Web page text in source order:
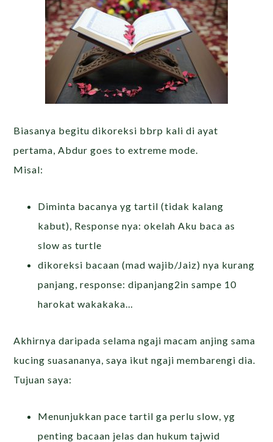
Biasanya begitu dikoreksi bbrp kali di ayat
pertama, Abdur goes to extreme mode.
Misal:
Diminta bacanya yg tartil (tidak kalang
kabut), Response nya: okelah Aku baca as
slow as turtle
dikoreksi bacaan (mad wajib/Jaiz) nya kurang
panjang, response: dipanjang2in sampe 10
harokat wakakaka…
Akhirnya daripada selama ngaji macam anjing sama
kucing suasananya, saya ikut ngaji membarengi dia.
Tujuan saya:
Menunjukkan pace tartil ga perlu slow, yg
penting bacaan jelas dan hukum tajwid